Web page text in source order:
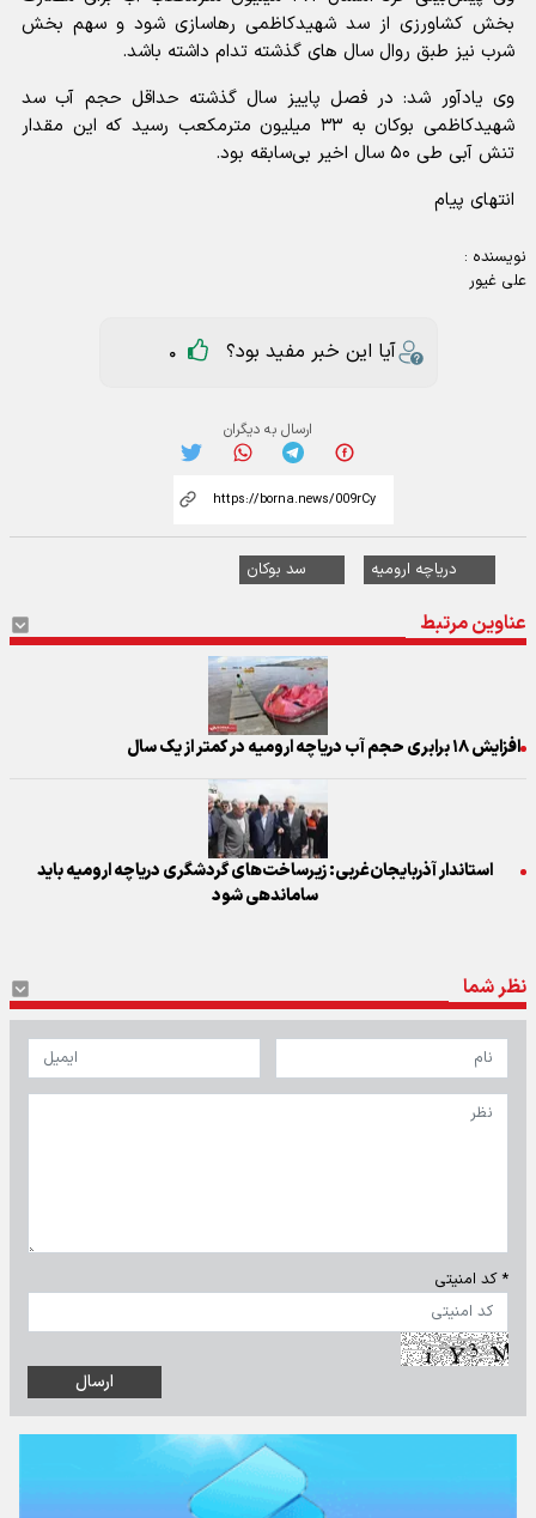
بخش کشاورزی از سد شهیدکاظمی رهاسازی شود و سهم بخش
شرب نیز طبق روال سال های گذشته تدام داشته باشد.
وی یادآور شد: در فصل پاییز سال گذشته حداقل حجم آب سد
شهیدکاظمی بوکان به ۳۳ میلیون مترمکعب رسید که این مقدار
تنش آبی طی ۵۰ سال اخیر بی‌سابقه بود.
انتهای پیام
نویسنده :
علی غیور
آیا این خبر مفید بود؟ 0
ارسال به دیگران
دریاچه ارومیه سد بوکان
عناوین مرتبط
افزایش ۱۸ برابری حجم آب دریاچه ارومیه در کمتر از یک سال
استاندار آذربایجان‌غربی: زیرساخت‌های گردشگری دریاچه ارومیه باید
ساماندهی شود
نظر شما
* کد امنیتی